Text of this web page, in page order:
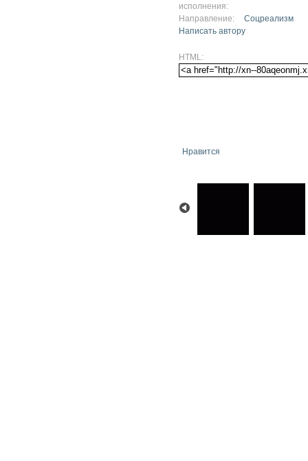
исполнения:
Направление:
Соцреализм
Написать автору
HTML:
Нравится